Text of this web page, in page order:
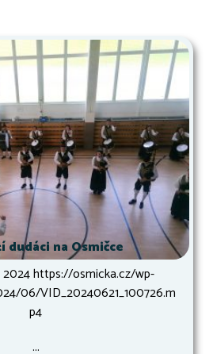
dudáci na Osmičce
2024 https://osmicka.cz/wp-
06/VID_20240621_100726.m
p4
...